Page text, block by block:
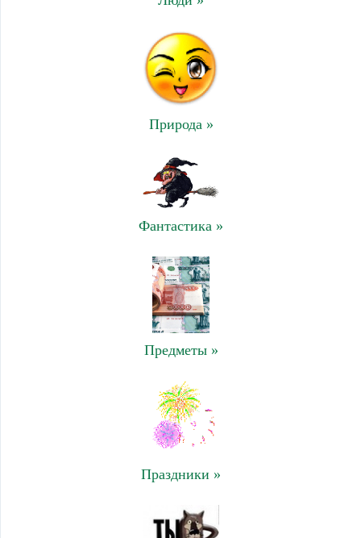
Природа »
Фантастика »
Предметы »
Праздники »